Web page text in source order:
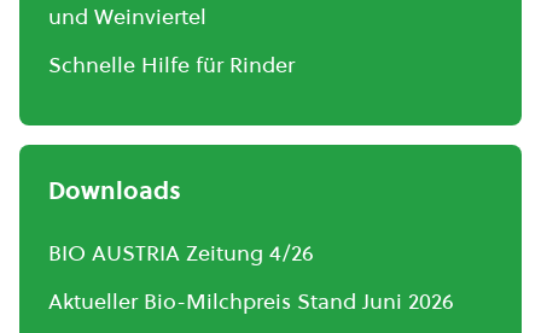
und Weinviertel
Schnelle Hilfe für Rinder
Downloads
BIO AUSTRIA Zeitung 4/26
Aktueller Bio-Milchpreis Stand Juni 2026